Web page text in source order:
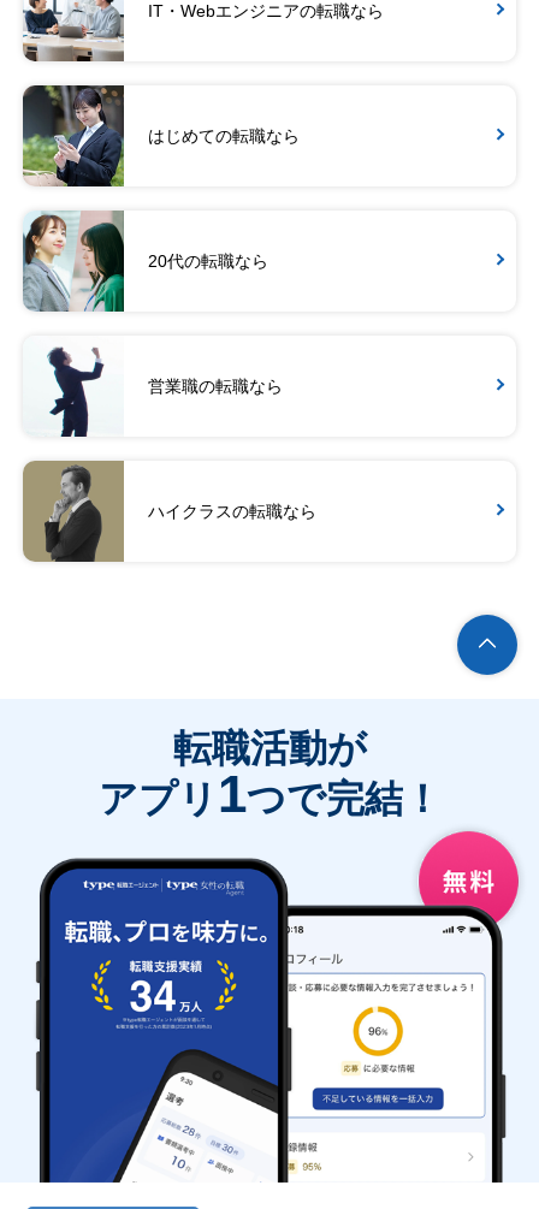
IT・Webエンジニアの転職なら
はじめての転職なら
20代の転職なら
営業職の転職なら
ハイクラスの転職なら
転職活動が
アプリ 1つで完結！